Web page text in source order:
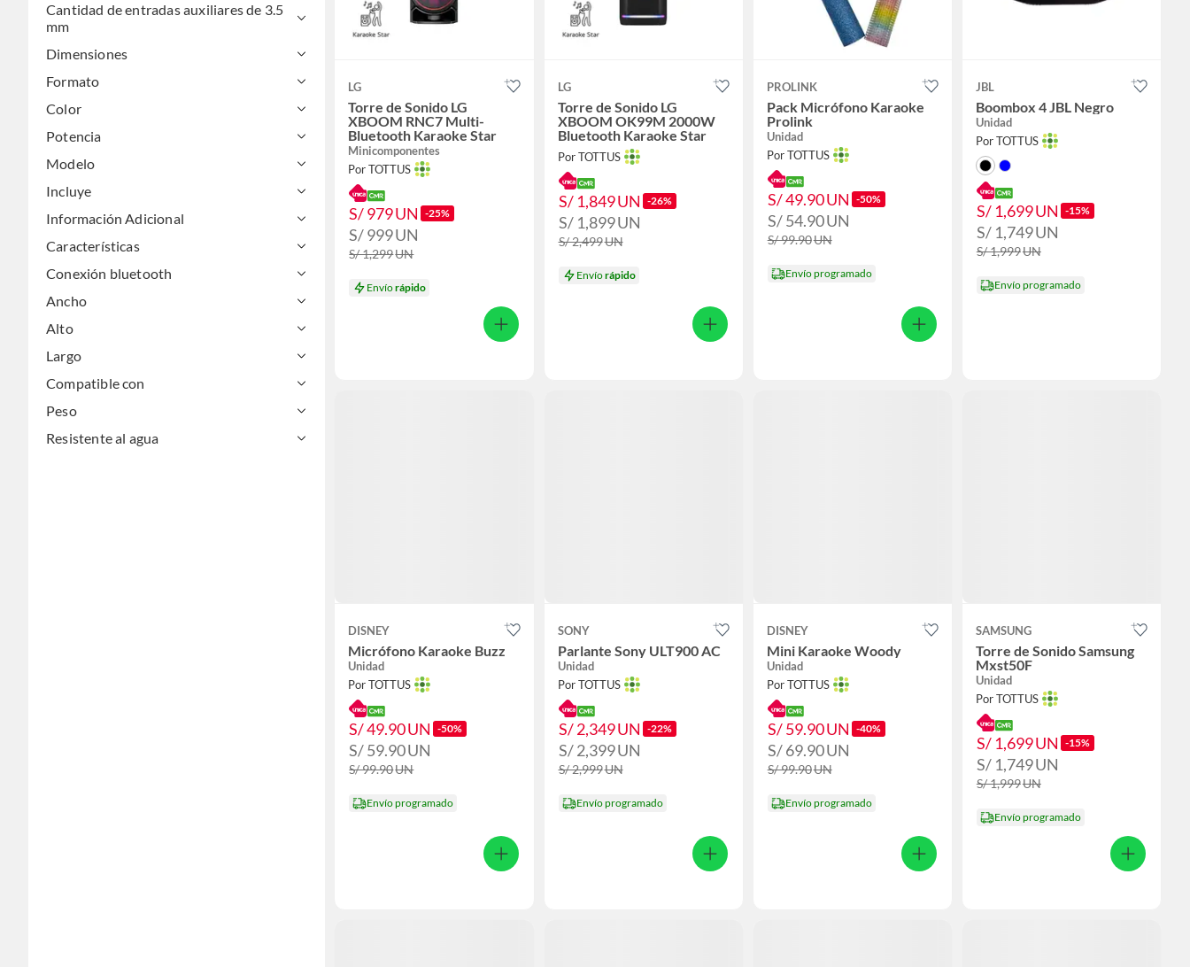
Cantidad de entradas auxiliares de 3.5
mm
Dimensiones
Formato
Color
Potencia
Modelo
Incluye
Información Adicional
Características
Conexión bluetooth
Ancho
Alto
Largo
Compatible con
Peso
Resistente al agua
LG
Torre de Sonido LG
XBOOM RNC7 Multi-
Bluetooth Karaoke Star
Minicomponentes
Por TOTTUS
S/ 979UN -25%
S/ 999UN
S/ 1,299UN
Envíorápido
LG
Torre de Sonido LG
XBOOM OK99M 2000W
Bluetooth Karaoke Star
Por TOTTUS
S/ 1,849UN -26%
S/ 1,899UN
S/ 2,499UN
Envíorápido
PROLINK
Pack Micrófono Karaoke
Prolink
Unidad
Por TOTTUS
S/ 49.90UN -50%
S/ 54.90UN
S/ 99.90UN
Envío programado
JBL
Boombox 4 JBL Negro
Unidad
Por TOTTUS
S/ 1,699UN -15%
S/ 1,749UN
S/ 1,999UN
Envío programado
DISNEY
Micrófono Karaoke Buzz
Unidad
Por TOTTUS
S/ 49.90UN -50%
S/ 59.90UN
S/ 99.90UN
Envío programado
SONY
Parlante Sony ULT900 AC
Unidad
Por TOTTUS
S/ 2,349UN -22%
S/ 2,399UN
S/ 2,999UN
Envío programado
DISNEY
Mini Karaoke Woody
Unidad
Por TOTTUS
S/ 59.90UN -40%
S/ 69.90UN
S/ 99.90UN
Envío programado
SAMSUNG
Torre de Sonido Samsung
Mxst50F
Unidad
Por TOTTUS
S/ 1,699UN -15%
S/ 1,749UN
S/ 1,999UN
Envío programado